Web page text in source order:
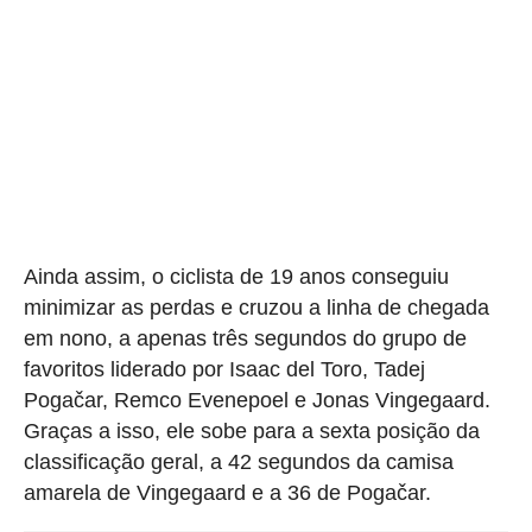
Ainda assim, o ciclista de 19 anos conseguiu
minimizar as perdas e cruzou a linha de chegada
em nono, a apenas três segundos do grupo de
favoritos liderado por Isaac del Toro, Tadej
Pogačar, Remco Evenepoel e Jonas Vingegaard.
Graças a isso, ele sobe para a sexta posição da
classificação geral, a 42 segundos da camisa
amarela de Vingegaard e a 36 de Pogačar.